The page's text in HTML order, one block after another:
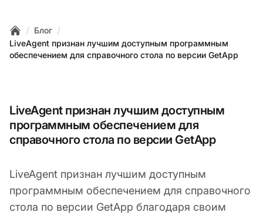
Home
/ Блог /
LiveAgent признан лучшим доступным программным
обеспечением для справочного стола по версии GetApp
LiveAgent признан лучшим доступным
программным обеспечением для
справочного стола по версии GetApp
LiveAgent признан лучшим доступным
программным обеспечением для справочного
стола по версии GetApp благодаря своим